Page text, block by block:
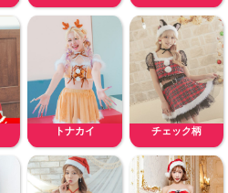
トナカイ チェック柄